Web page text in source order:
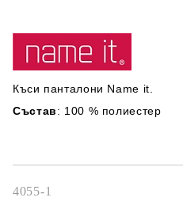
Къси панталони Name it.
Състав : 100 % полиестер
4055-1